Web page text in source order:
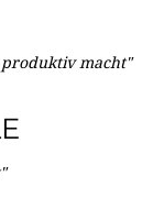
produktiv macht"